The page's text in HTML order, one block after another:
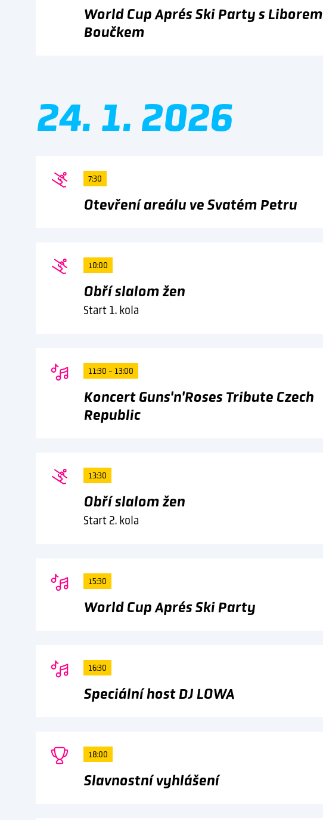
World Cup Aprés Ski Party s Liborem
Boučkem
24. 1. 2026
7:30
Otevření areálu ve Svatém Petru
10:00
Obří slalom žen
Start 1. kola
11:30 - 13:00
Koncert Guns'n'Roses Tribute Czech
Republic
13:30
Obří slalom žen
Start 2. kola
15:30
World Cup Aprés Ski Party
16:30
Speciální host DJ LOWA
18:00
Slavnostní vyhlášení